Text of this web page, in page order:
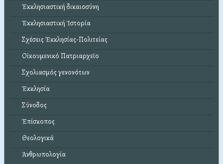
Ἐκκλησιαστική δικαιοσύνη
Ἐκκλησιαστική Ἱστορία
Σχέσεις Ἐκκλησίας-Πολιτείας
Οἰκουμενικό Πατριαρχεῖο
Σχολιασμός γενονότων
Ἐκκλησία
Σύνοδος
Ἐπίσκοπος
Θεολογικά
Ἀνθρωπολογία